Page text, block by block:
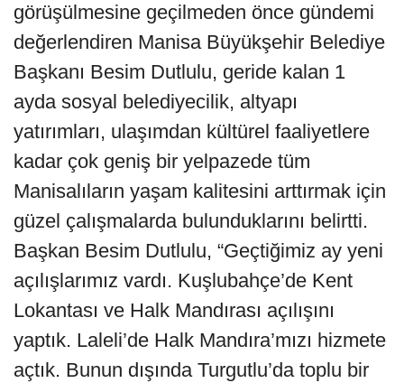
görüşülmesine geçilmeden önce gündemi
değerlendiren Manisa Büyükşehir Belediye
Başkanı Besim Dutlulu, geride kalan 1
ayda sosyal belediyecilik, altyapı
yatırımları, ulaşımdan kültürel faaliyetlere
kadar çok geniş bir yelpazede tüm
Manisalıların yaşam kalitesini arttırmak için
güzel çalışmalarda bulunduklarını belirtti.
Başkan Besim Dutlulu, “Geçtiğimiz ay yeni
açılışlarımız vardı. Kuşlubahçe’de Kent
Lokantası ve Halk Mandırası açılışını
yaptık. Laleli’de Halk Mandıra’mızı hizmete
açtık. Bunun dışında Turgutlu’da toplu bir